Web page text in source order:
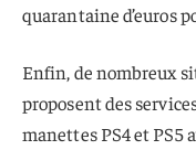
quarantaine d’euros
Enfin, de nombreux
proposent des
manettes PS4 et PS5